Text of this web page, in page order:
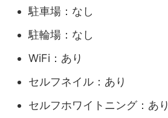
駐車場：なし
駐輪場：なし
WiFi：あり
セルフネイル：あり
セルフホワイトニング：あり